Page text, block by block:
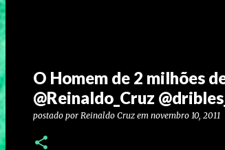
O Homem de 2 milhões
@Reinaldo_Cruz
postado por Reinaldo Cruz em novembro 10, 2011